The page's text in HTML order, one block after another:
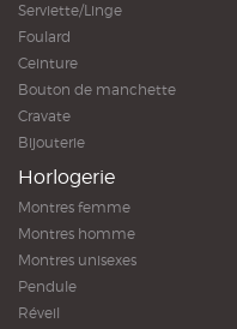
Serviette/Linge
Foulard
Ceinture
Bouton de manchette
Cravate
Bijouterie
Horlogerie
Montres femme
Montres homme
Montres unisexes
Pendule
Réveil